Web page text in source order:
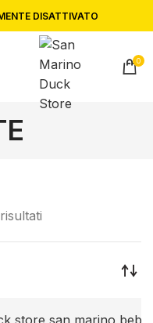
0
DISATTIVATO